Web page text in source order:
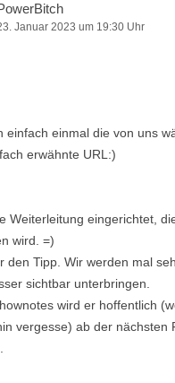
Januar 2023 um 19:30 Uhr
einfach einmal die von uns
erwähnte URL:)
Weiterleitung eingerichtet,
wird. =)
den Tipp. Wir werden mal
sichtbar unterbringen.
wird er hoffentlich
vergesse) ab der nächsten